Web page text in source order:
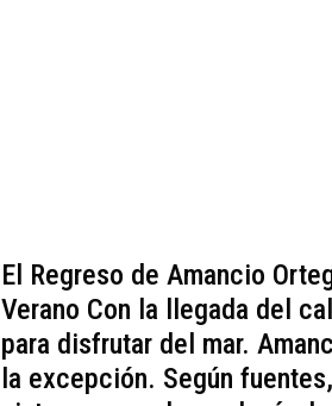
El Regreso de Amancio
Verano Con la llegada del
para disfrutar del mar.
la excepción. Según